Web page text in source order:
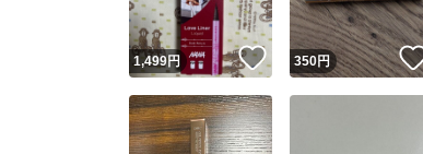
1,499円 いいね！
350円